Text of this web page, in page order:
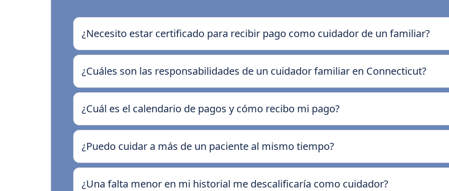
¿Necesito estar certificado para recibir pago como cuidador de un familiar?
¿Cuáles son las responsabilidades de un cuidador familiar en Connecticut?
¿Cuál es el calendario de pagos y cómo recibo mi pago?
¿Puedo cuidar a más de un paciente al mismo tiempo?
¿Una falta menor en mi historial me descalificaría como cuidador?